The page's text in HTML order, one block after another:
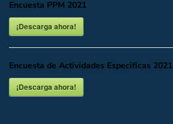
Encuesta PPM 2021
¡Descarga ahora!
Encuesta de Actividades Especificas 2021
¡Descarga ahora!